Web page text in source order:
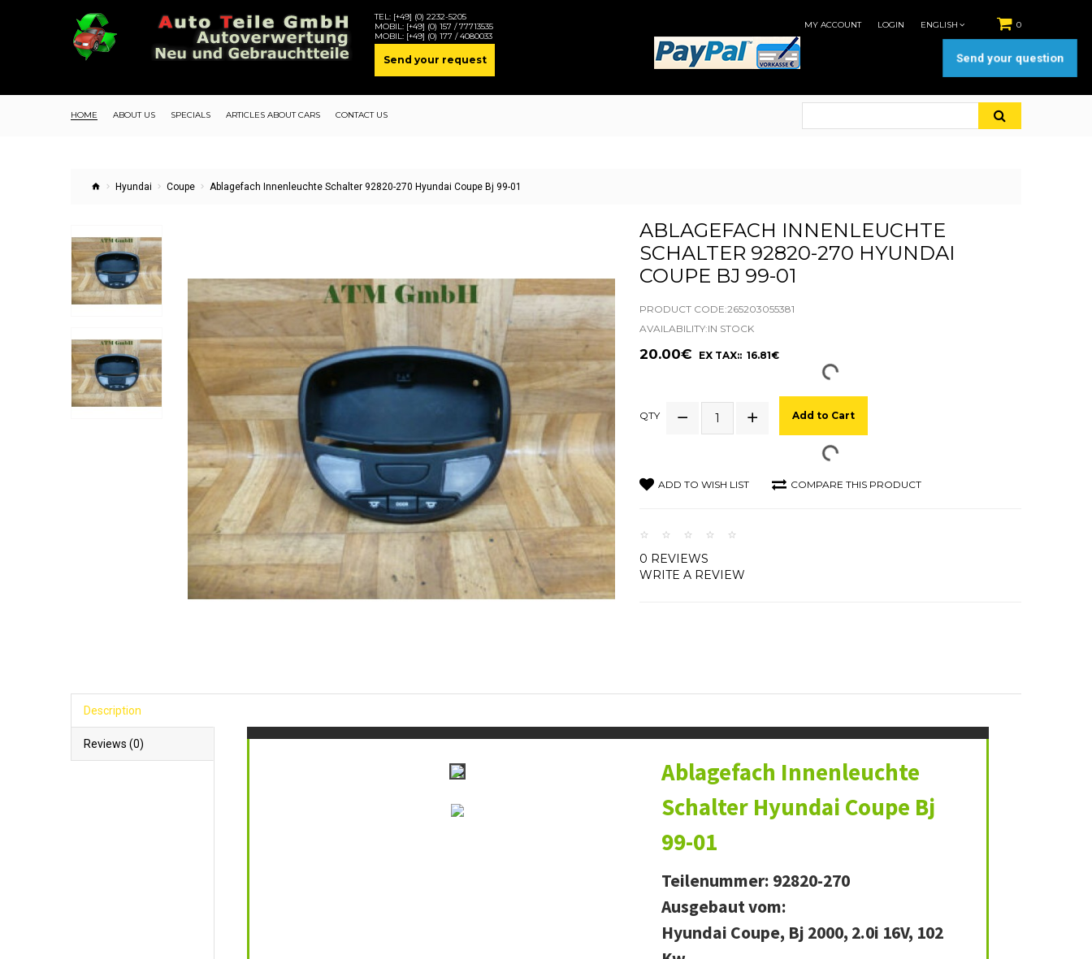
TEL: [+49] (0) 2232-5205
MOBIL: [+49] (0) 157 / 77713535
MOBIL: [+49] (0) 177 / 4080033
Send your request
0
MY ACCOUNT LOGIN ENGLISH
HOME ABOUT US SPECIALS ARTICLES ABOUT CARS CONTACT US
Hyundai Coupe Ablagefach Innenleuchte Schalter 92820-270 Hyundai Coupe Bj 99-01
ABLAGEFACH INNENLEUCHTE
SCHALTER 92820-270 HYUNDAI
COUPE BJ 99-01
PRODUCT CODE:265203055381
AVAILABILITY:IN STOCK
20.00€ EX TAX:: 16.81€
QTY Add to Cart
ADD TO WISH LIST COMPARE THIS PRODUCT
0 REVIEWS
WRITE A REVIEW
Description
Reviews (0)
Ablagefach Innenleuchte
Schalter Hyundai Coupe Bj
99-01
Teilenummer: 92820-270
Ausgebaut vom:
Hyundai Coupe, Bj 2000, 2.0i 16V, 102
Send your question